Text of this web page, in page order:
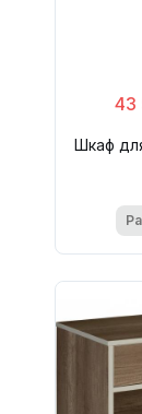
43
Шкаф